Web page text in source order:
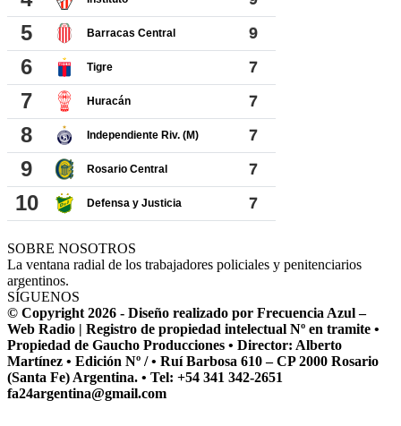
SOBRE NOSOTROS
La ventana radial de los trabajadores policiales y penitenciarios
argentinos.
SÍGUENOS
© Copyright 2026 - Diseño realizado por Frecuencia Azul –
Web Radio | Registro de propiedad intelectual Nº en tramite •
Propiedad de Gaucho Producciones • Director: Alberto
Martínez • Edición Nº / • Ruí Barbosa 610 – CP 2000 Rosario
(Santa Fe) Argentina. • Tel: +54 341 342-2651
fa24argentina@gmail.com